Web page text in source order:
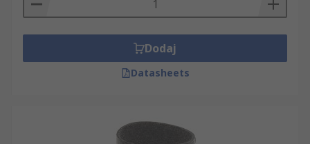
Dodaj
Datasheets